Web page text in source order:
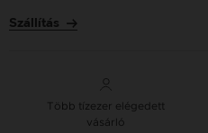
Szállítás
Több tízezer elégedett
vásárló